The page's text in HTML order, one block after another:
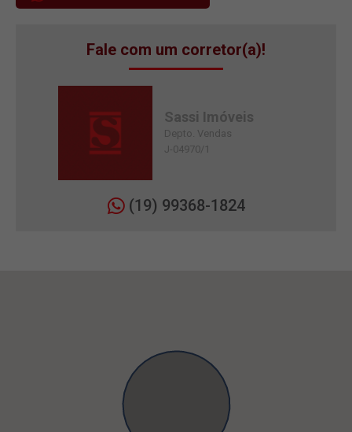
Fale com um corretor(a)!
Sassi Imóveis
Depto. Vendas
J-04970/1
(19) 99368-1824